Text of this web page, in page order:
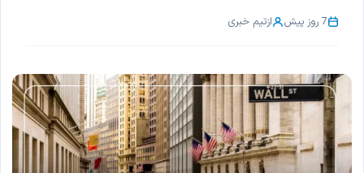
7 روز پیش ازتیم خبری